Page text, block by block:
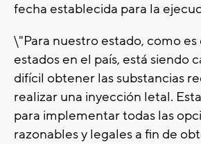
fecha establecida para la
\"Para nuestro estado, como
estados en el país, está siendo
difícil obtener las substancias
realizar una inyección letal.
para implementar todas las
razonables y legales a fin de